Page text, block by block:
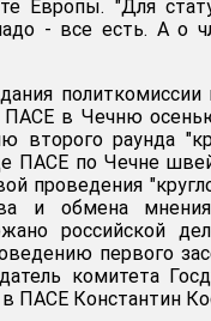
Европы. "Для
- все есть. А о
ПАСЕ в Чечню
второго раунда
ПАСЕ по Чечне
проведения
и обмена
российской
первого
комитета
в ПАСЕ Константин